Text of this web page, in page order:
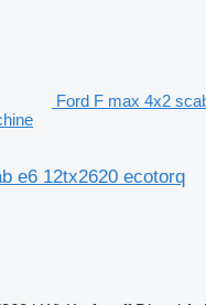
Ford F max 4x2
e6 12tx2620 ecotorq